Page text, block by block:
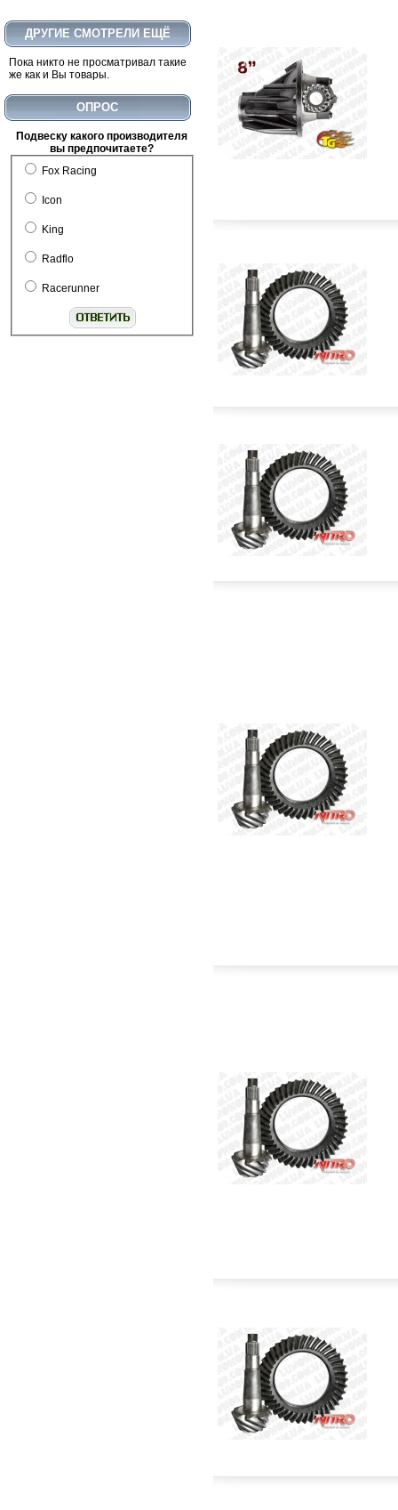
ДРУГИЕ СМОТРЕЛИ ЕЩЁ
Пока никто не просматривал такие
же как и Вы товары.
ОПРОС
Подвеску какого производителя
вы предпочитаете?
Fox Racing
Icon
King
Radflo
Racerunner
TUNDRA 2007+
В корзину Подробнее